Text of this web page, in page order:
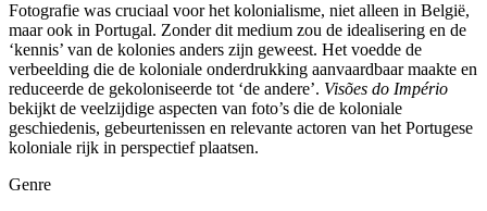
Fotografie was cruciaal voor het kolonialisme, niet alleen in België,
maar ook in Portugal. Zonder dit medium zou de idealisering en de
‘kennis’ van de kolonies anders zijn geweest. Het voedde de
verbeelding die de koloniale onderdrukking aanvaardbaar maakte en
reduceerde de gekoloniseerde tot ‘de andere’. Visões do Império
bekijkt de veelzijdige aspecten van foto’s die de koloniale
geschiedenis, gebeurtenissen en relevante actoren van het Portugese
koloniale rijk in perspectief plaatsen.
Genre